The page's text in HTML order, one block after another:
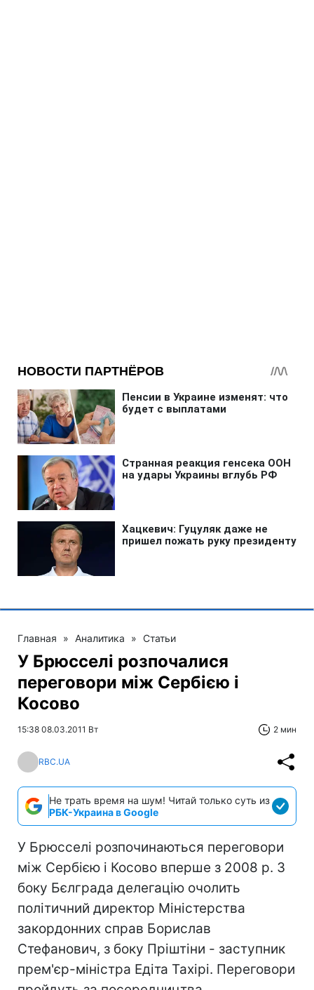
Главная » Аналитика » Статьи
У Брюсселі розпочалися
переговори між Сербією і
Косово
15:38 08.03.2011 Вт 2 мин
RBC.UA
Не трать время на шум! Читай только суть из
РБК-Украина в Google
У Брюсселі розпочинаються переговори
між Сербією і Косово вперше з 2008 р. З
боку Бєлграда делегацію очолить
політичний директор Міністерства
закордонних справ Борислав
Стефанович, з боку Пріштіни - заступник
прем'єр-міністра Едіта Тахірі. Переговори